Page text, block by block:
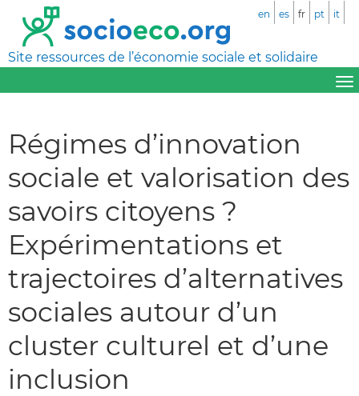
Site ressources de l’économie sociale et solidaire
en es fr pt it
Régimes d’innovation
sociale et valorisation des
savoirs citoyens ?
Expérimentations et
trajectoires d’alternatives
sociales autour d’un
cluster culturel et d’une
inclusion